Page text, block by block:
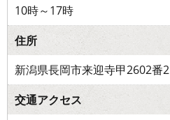
10時～17時
住所
新潟県長岡市来迎寺甲2602番2
交通アクセス